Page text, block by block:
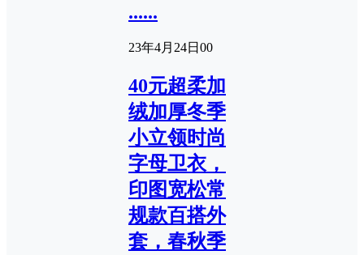
......
23年4月24日 00
40元超柔加
绒加厚冬季
小立领时尚
字母卫衣，
印图宽松常
规款百搭外
套，春秋季